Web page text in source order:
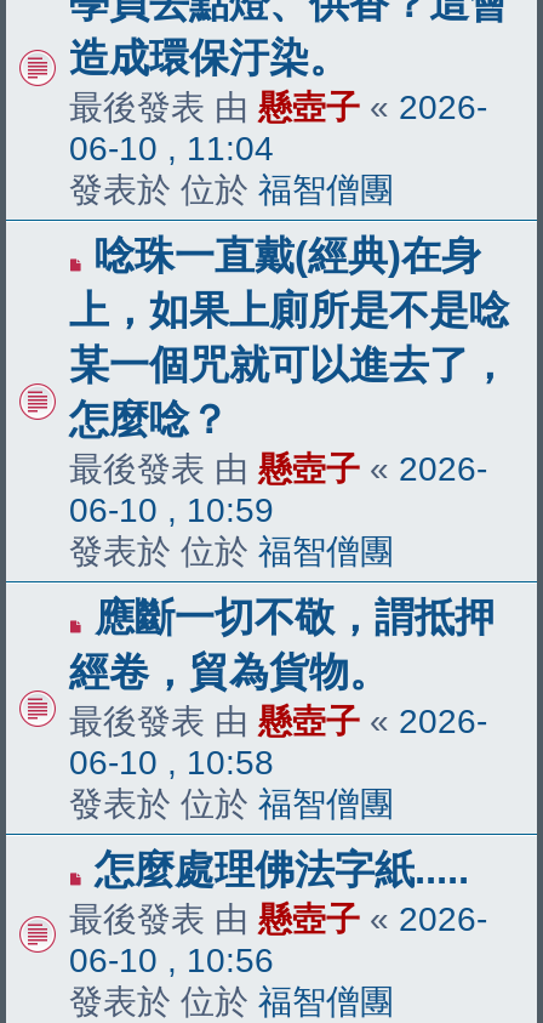
文
章
造成環保汙染。
最後發表 由 懸壺子 « 2026-
06-10 , 11:04
發表於 位於 福智僧團
有
新
文
章
唸珠一直戴(經典)在身
上，如果上廁所是不是唸
某一個咒就可以進去了，
怎麼唸？
最後發表 由 懸壺子 « 2026-
06-10 , 10:59
發表於 位於 福智僧團
有
新
文
章
應斷一切不敬，謂抵押
經卷，貿為貨物。
最後發表 由 懸壺子 « 2026-
06-10 , 10:58
發表於 位於 福智僧團
有
新
文
章
怎麼處理佛法字紙.....
最後發表 由 懸壺子 « 2026-
06-10 , 10:56
發表於 位於 福智僧團